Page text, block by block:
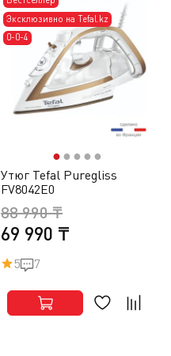
Эксклюзивно на Tefal.kz
0-0-4
●● ● ● ●
Утюг Tefal Puregliss
FV8042E0
69 990 ₸
88 990 ₸
5 7